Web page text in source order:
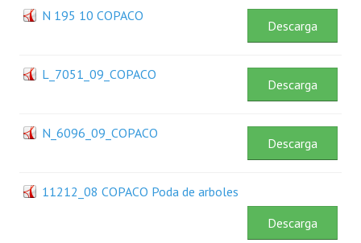
Control de Vehículos del Estado
FONACIDE y ROYALTIES
Declaración Jurada de Bienes Publicadas
Informes de Evaluación del Plan de Mejoramiento
N 195 10 COPACO
Descarga
L_7051_09_COPACO
Descarga
N_6096_09_COPACO
Descarga
11212_08 COPACO Poda de arboles
Descarga